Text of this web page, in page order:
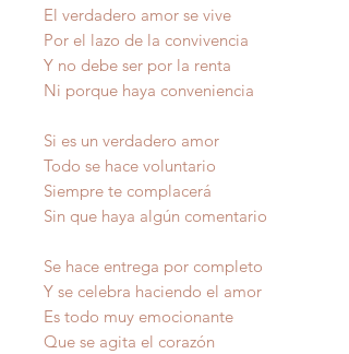
El verdadero amor se vive
Por el lazo de la convivencia
Y no debe ser por la renta
Ni porque haya conveniencia
Si es un verdadero amor
Todo se hace voluntario
Siempre te complacerá
Sin que haya algún comentario
Se hace entrega por completo
Y se celebra haciendo el amor
Es todo muy emocionante
Que se agita el corazón